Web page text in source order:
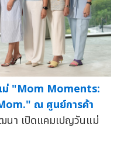
ม่ "Mom Moments:
ณ ศูนย์การค้า
า เปิดแคมเปญวันแม่